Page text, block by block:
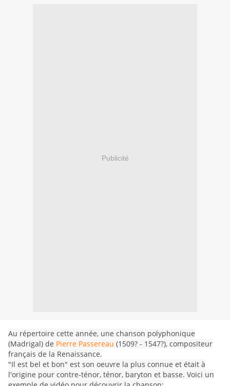
Publicité
Au répertoire cette année, une chanson polyphonique
(Madrigal) de Pierre Passereau (1509? - 1547?), compositeur
français de la Renaissance.
"Il est bel et bon" est son oeuvre la plus connue et était à
l'origine pour contre-ténor, ténor, baryton et basse. Voici un